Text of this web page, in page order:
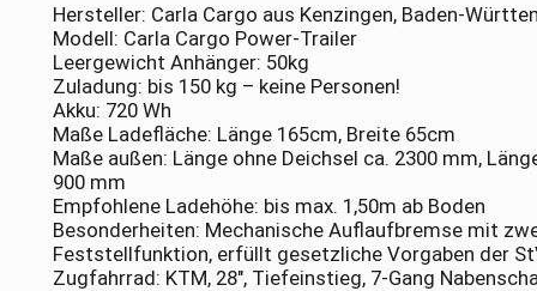
Hersteller: Carla Cargo aus Kenzingen, Baden-
Modell: Carla Cargo Power-Trailer
Leergewicht Anhänger: 50kg
Zuladung: bis 150 kg – keine Personen!
Akku: 720 Wh
Maße Ladefläche: Länge 165cm, Breite 65cm
Maße außen: Länge ohne Deichsel ca. 2300 mm,
900 mm
Empfohlene Ladehöhe: bis max. 1,50m ab Boden
Besonderheiten: Mechanische Auflaufbremse mit
Feststellfunktion, erfüllt gesetzliche Vorgaben der
Zugfahrrad: KTM, 28″, Tiefeinstieg, 7-Gang